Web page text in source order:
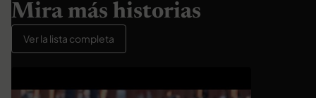
Mira más historias
Ver la lista completa